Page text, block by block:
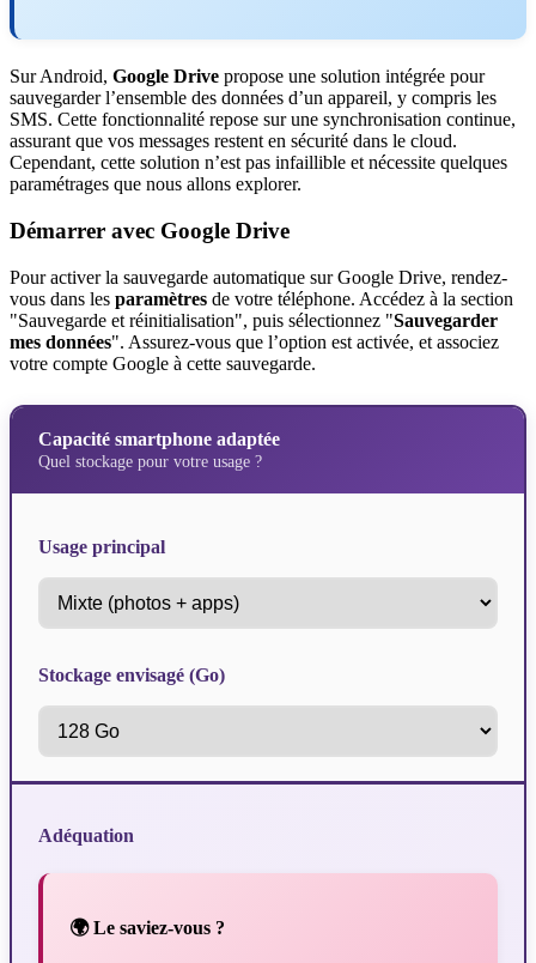
Sur Android, Google Drive propose une solution intégrée pour
sauvegarder l’ensemble des données d’un appareil, y compris les
SMS. Cette fonctionnalité repose sur une synchronisation continue,
assurant que vos messages restent en sécurité dans le cloud.
Cependant, cette solution n’est pas infaillible et nécessite quelques
paramétrages que nous allons explorer.
Démarrer avec Google Drive
Pour activer la sauvegarde automatique sur Google Drive, rendez-
vous dans les paramètres de votre téléphone. Accédez à la section
"Sauvegarde et réinitialisation", puis sélectionnez "Sauvegarder
mes données". Assurez-vous que l’option est activée, et associez
votre compte Google à cette sauvegarde.
Capacité smartphone adaptée
Quel stockage pour votre usage ?
Usage principal
Stockage envisagé (Go)
Adéquation
🌍 Le saviez-vous ?